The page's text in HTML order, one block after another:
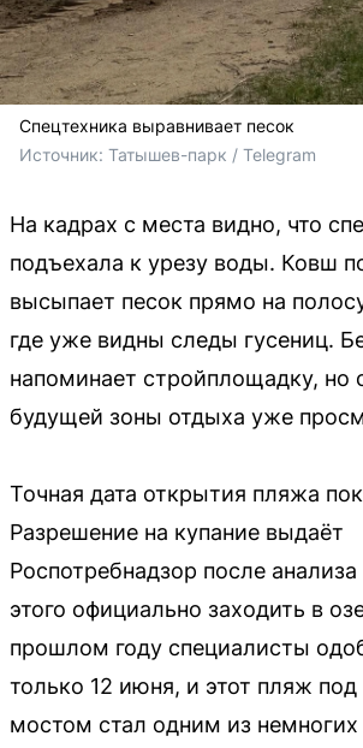
Спецтехника выравнивает песок
Источник: Татышев-парк / Telegram
На кадрах с места видно, что
подъехала к урезу воды. Ковш
высыпает песок прямо на
где уже видны следы гусениц.
напоминает стройплощадку, но
будущей зоны отдыха уже
Точная дата открытия пляжа
Разрешение на купание выдаёт
Роспотребнадзор после
этого официально заходить в
прошлом году специалисты
только 12 июня, и этот пляж
мостом стал одним из немногих